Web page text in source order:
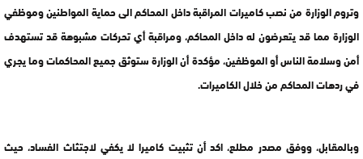
وتروم الوزارة من نصب كاميرات المراقبة داخل المحاكم الى حماية المواطنين وموظفي
الوزارة مما قد يتعرضون له داخل المحاكم، ومراقبة أي تحركات مشبوهة قد تستهدف
أمن وسلامة الناس أو الموظفين، مؤكدة أن الوزارة ستوثق جميع المحاكمات وما يجري
في ردهات المحاكم من خلال الكاميرات.
وبالمقابل، ووفق مصدر مطلع، اكد أن تثبيت كاميرا لا يكفي لاجتثاث الفساد، حيث